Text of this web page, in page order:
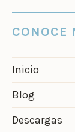
CONOCE
Inicio
Blog
Descargas